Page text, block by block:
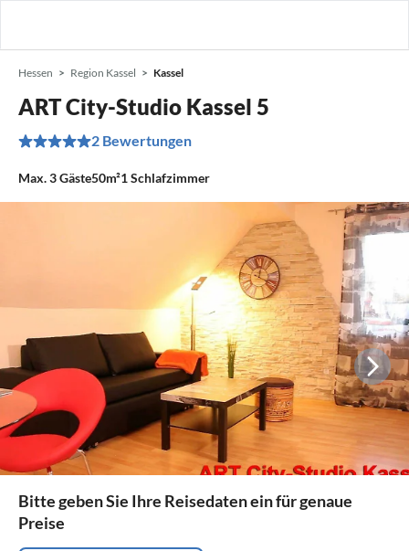
Hessen Region Kassel Kassel
ART City-Studio Kassel 5
2 Bewertungen
Max.3Gäste50m²1Schlafzimmer
Bitte geben Sie Ihre Reisedaten ein für genaue
Preise